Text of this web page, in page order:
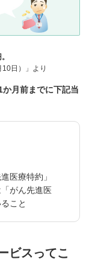
日）」より
月前までに下記当
医療特約」
がん先進医
こと
ビスってこ